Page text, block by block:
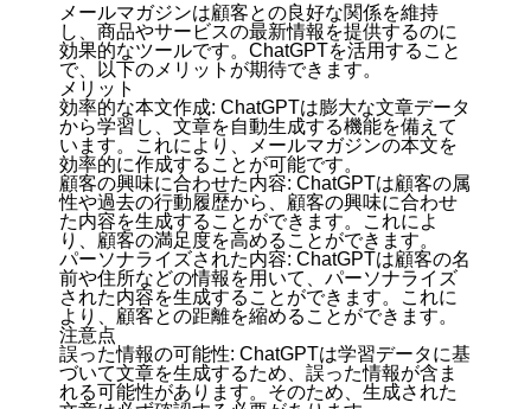
メールマガジンは顧客との良好な関係を維持
し、商品やサービスの最新情報を提供するのに
効果的なツールです。ChatGPTを活用すること
で、以下のメリットが期待できます。
メリット
効率的な本文作成: ChatGPTは膨大な文章データ
から学習し、文章を自動生成する機能を備えて
います。これにより、メールマガジンの本文を
効率的に作成することが可能です。
顧客の興味に合わせた内容: ChatGPTは顧客の属
性や過去の行動履歴から、顧客の興味に合わせ
た内容を生成することができます。これによ
り、顧客の満足度を高めることができます。
パーソナライズされた内容: ChatGPTは顧客の名
前や住所などの情報を用いて、パーソナライズ
された内容を生成することができます。これに
より、顧客との距離を縮めることができます。
注意点
誤った情報の可能性: ChatGPTは学習データに基
づいて文章を生成するため、誤った情報が含ま
れる可能性があります。そのため、生成された